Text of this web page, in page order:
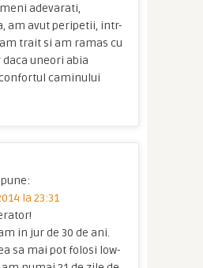
adevarati,
am avut peripetii, intr-
trait si am ramas cu
daca uneori abia
caminului
la 23:31
in jur de 30 de ani.
sa mai pot folosi low-